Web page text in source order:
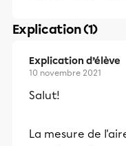
Explication (1)
Explication d’élève
10 novembre 2021
Salut!
La mesure de